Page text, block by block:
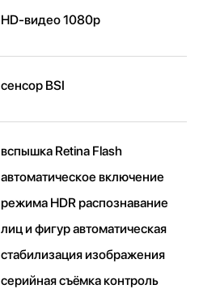
HD-видео 1080p
сенсор BSI
вспышка Retina Flash
автоматическое включение
режима HDR распознавание
лиц и фигур автоматическая
стабилизация изображения
серийная съëмка контроль